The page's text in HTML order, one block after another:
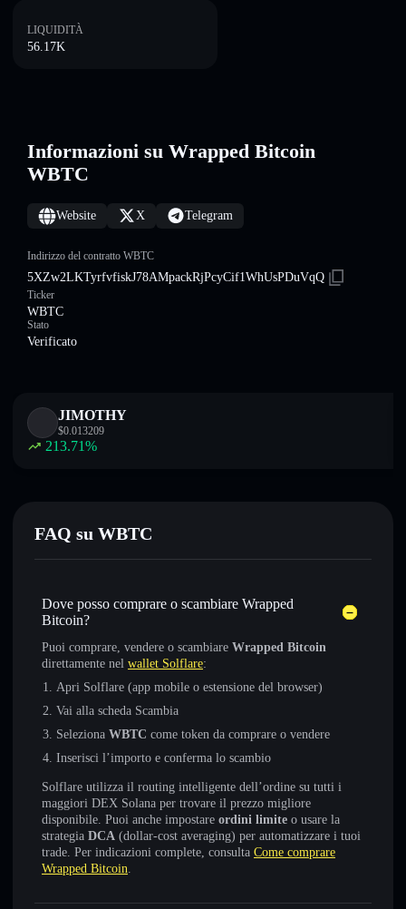
LIQUIDITÀ
56.17K
Informazioni su Wrapped Bitcoin
WBTC
Website X Telegram
Indirizzo del contratto WBTC
5XZw2LKTyrfvfiskJ78AMpackRjPcyCif1WhUsPDuVqQ
Ticker
WBTC
Stato
Verificato
JIMOTHY
$0.013209
213.71%
FAQ su WBTC
Dove posso comprare o scambiare Wrapped
Bitcoin?
Puoi comprare, vendere o scambiare Wrapped Bitcoin
direttamente nel wallet Solflare:
Apri Solflare (app mobile o estensione del browser)
Vai alla scheda Scambia
Seleziona WBTC come token da comprare o vendere
Inserisci l’importo e conferma lo scambio
Solflare utilizza il routing intelligente dell’ordine su tutti i
maggiori DEX Solana per trovare il prezzo migliore
disponibile. Puoi anche impostare ordini limite o usare la
strategia DCA (dollar-cost averaging) per automatizzare i tuoi
trade. Per indicazioni complete, consulta Come comprare
Wrapped Bitcoin.